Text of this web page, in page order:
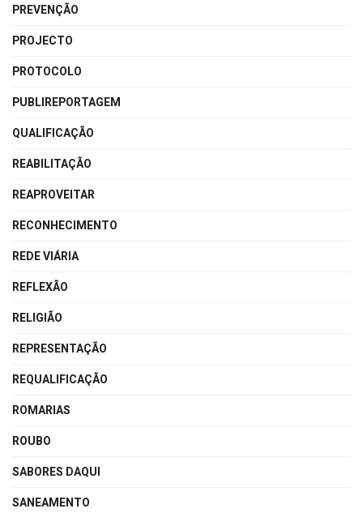
PREVENÇÃO
PROJECTO
PROTOCOLO
PUBLIREPORTAGEM
QUALIFICAÇÃO
REABILITAÇÃO
REAPROVEITAR
RECONHECIMENTO
REDE VIÁRIA
REFLEXÃO
RELIGIÃO
REPRESENTAÇÃO
REQUALIFICAÇÃO
ROMARIAS
ROUBO
SABORES DAQUI
SANEAMENTO